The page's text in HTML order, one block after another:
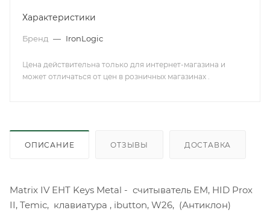
Характеристики
Бренд — IronLogic
Цена действительна только для интернет-магазина и
может отличаться от цен в розничных магазинах .
ОПИСАНИЕ ОТЗЫВЫ ДОСТАВКА
Matrix IV EHT Keys Metal - считыватель EM, HID Prox
II, Temic, клавиатура , ibutton, W26, (Антиклон)